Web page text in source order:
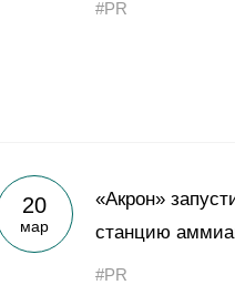
О Группе «Акрон»
География
#PR
20
мар
«Акрон»
станцию
#PR